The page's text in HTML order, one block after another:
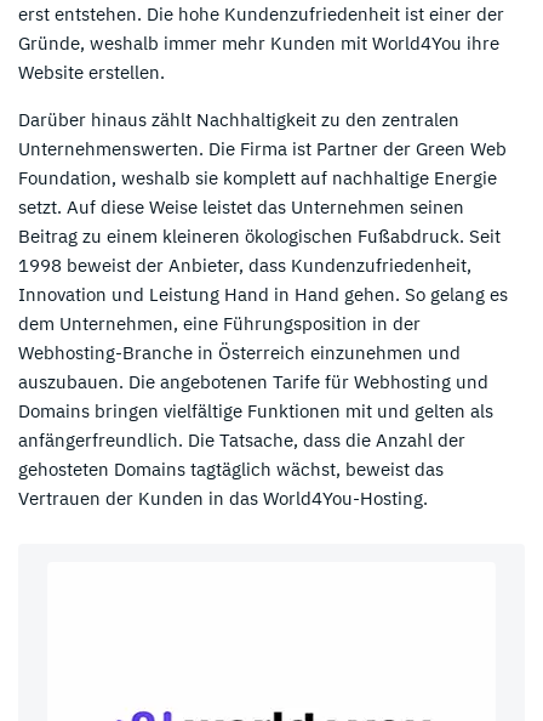
erst entstehen. Die hohe Kundenzufriedenheit ist einer der
Gründe, weshalb immer mehr Kunden mit World4You ihre
Website erstellen.
Darüber hinaus zählt Nachhaltigkeit zu den zentralen
Unternehmenswerten. Die Firma ist Partner der Green Web
Foundation, weshalb sie komplett auf nachhaltige Energie
setzt. Auf diese Weise leistet das Unternehmen seinen
Beitrag zu einem kleineren ökologischen Fußabdruck. Seit
1998 beweist der Anbieter, dass Kundenzufriedenheit,
Innovation und Leistung Hand in Hand gehen. So gelang es
dem Unternehmen, eine Führungsposition in der
Webhosting-Branche in Österreich einzunehmen und
auszubauen. Die angebotenen Tarife für Webhosting und
Domains bringen vielfältige Funktionen mit und gelten als
anfängerfreundlich. Die Tatsache, dass die Anzahl der
gehosteten Domains tagtäglich wächst, beweist das
Vertrauen der Kunden in das World4You-Hosting.